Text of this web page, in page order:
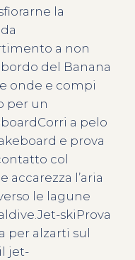
la
a non
del Banana
onde e compi
per un
a pelo
e prova
col
accarezza l’aria
le lagune
skiProva
per alzarti sul
jet-